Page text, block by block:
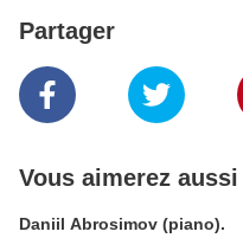
Partager
Vous aimerez aussi
Daniil Abrosimov (piano).